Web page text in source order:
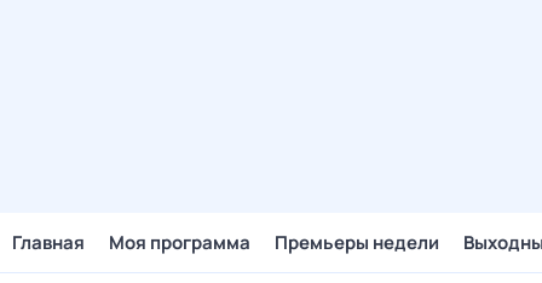
Главная Моя программа Премьеры недели